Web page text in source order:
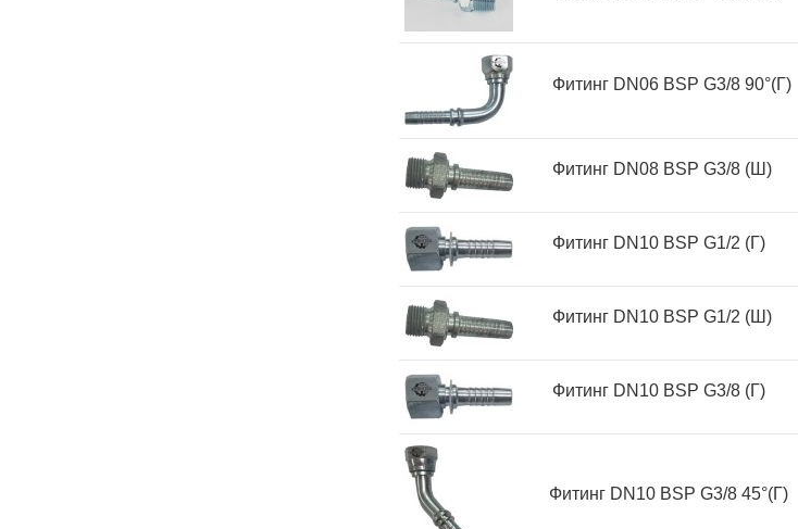
Фитинг DN06 BSP G3/8 90°(Г)
Фитинг DN08 BSP G3/8 (Ш)
Фитинг DN10 BSP G1/2 (Г)
Фитинг DN10 BSP G1/2 (Ш)
Фитинг DN10 BSP G3/8 (Г)
Фитинг DN10 BSP G3/8 45°(Г)